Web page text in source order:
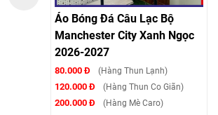
Áo Bóng Đá Câu Lạc Bộ
Manchester City Xanh Ngọc
2026-2027
80.000 Đ (Hàng Thun Lạnh)
120.000 Đ (Hàng Thun Co Giãn)
200.000 Đ (Hàng Mè Caro)